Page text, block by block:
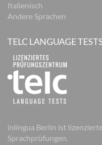
Italienisch
Andere Sprachen
TELC LANGUAGE
inlingua Berlin ist
Sprachprüfungen.